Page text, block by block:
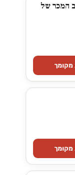
המכר של
מקומך
מקומך